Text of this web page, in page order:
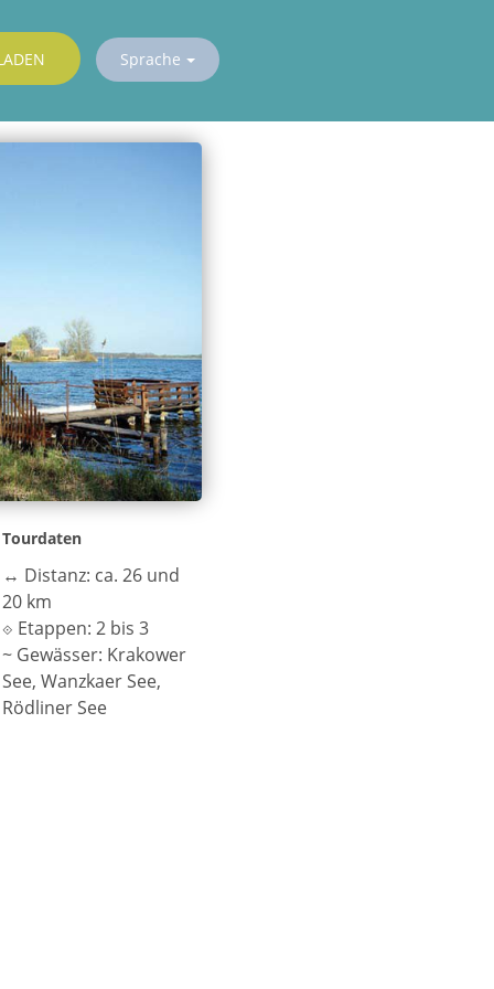
Sprache
Tourdaten
↔ Distanz: ca. 26 und
20 km
⟐ Etappen: 2 bis 3
~ Gewässer: Krakower
See, Wanzkaer See,
Rödliner See